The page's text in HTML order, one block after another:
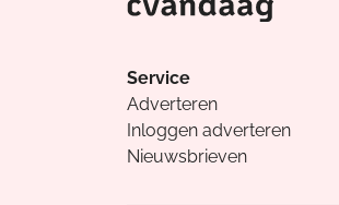
Service
Adverteren
Inloggen adverteren
Nieuwsbrieven